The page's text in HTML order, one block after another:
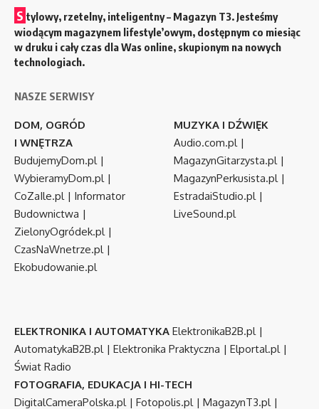
S tylowy, rzetelny, inteligentny – Magazyn T3. Jesteśmy
wiodącym magazynem lifestyle’owym, dostępnym co miesiąc
w druku i cały czas dla Was online, skupionym na nowych
technologiach.
NASZE SERWISY
DOM, OGRÓD
I WNĘTRZA
BudujemyDom.pl|
WybieramyDom.pl|
CoZaIle.pl| Informator
Budownictwa |
ZielonyOgródek.pl|
CzasNaWnetrze.pl|
Ekobudowanie.pl
MUZYKA I DŹWIĘK
Audio.com.pl|
MagazynGitarzysta.pl|
MagazynPerkusista.pl|
EstradaiStudio.pl|
LiveSound.pl
ELEKTRONIKA I AUTOMATYKA ElektronikaB2B.pl|
AutomatykaB2B.pl| Elektronika Praktyczna | Elportal.pl|
Świat Radio
FOTOGRAFIA, EDUKACJA I HI-TECH
DigitalCameraPolska.pl| Fotopolis.pl| MagazynT3.pl|